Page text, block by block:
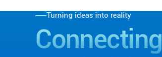
Turning ideas into reality
Connecting